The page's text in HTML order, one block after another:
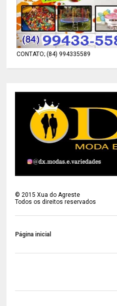
CONTATO; (84) 994335589
©2015 Xua do Agreste
Todos os direitos reservados
Página inicial